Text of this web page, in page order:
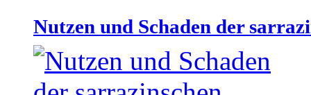
Nutzen und Schaden der